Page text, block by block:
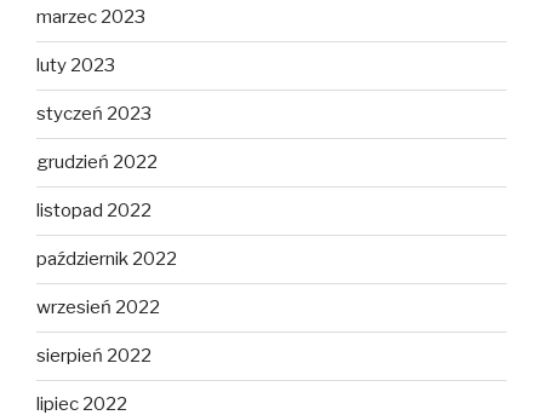
marzec 2023
luty 2023
styczeń 2023
grudzień 2022
listopad 2022
październik 2022
wrzesień 2022
sierpień 2022
lipiec 2022